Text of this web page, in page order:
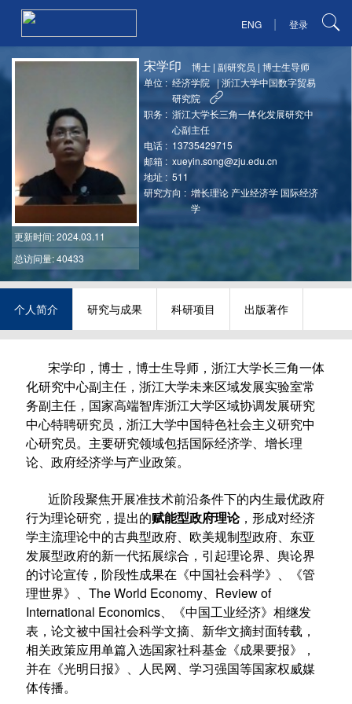
ENG | 登录
更新时间: 2024.03.11
总访问量: 40433
宋学印 博士 |副研究员 |博士生导师
单位 : 经济学院 |浙江大学中国数字贸易
研究院
职务 : 浙江大学长三角一体化发展研究中
心副主任
电话 : 13735429715
邮箱 : xueyin.song@zju.edu.cn
地址 : 511
研究方向 : 增长理论 产业经济学 国际经济
学
个人简介 研究与成果 科研项目 出版著作
宋学印，博士，博士生导师，浙江大学长三角一体
化研究中心副主任，浙江大学未来区域发展实验室常
务副主任，国家高端智库浙江大学区域协调发展研究
中心特聘研究员，浙江大学中国特色社会主义研究中
心研究员。主要研究领域包括国际经济学、增长理
论、政府经济学与产业政策。
近阶段聚焦开展准技术前沿条件下的内生最优政府
行为理论研究，提出的赋能型政府理论，形成对经济
学主流理论中的古典型政府、欧美规制型政府、东亚
发展型政府的新一代拓展综合，引起理论界、舆论界
的讨论宣传，阶段性成果在《中国社会科学》、《管
理世界》、The World Economy、Review of
International Economics、《中国工业经济》相继发
表，论文被中国社会科学文摘、新华文摘封面转载，
相关政策应用单篇入选国家社科基金《成果要报》，
并在《光明日报》、人民网、学习强国等国家权威媒
体传播。